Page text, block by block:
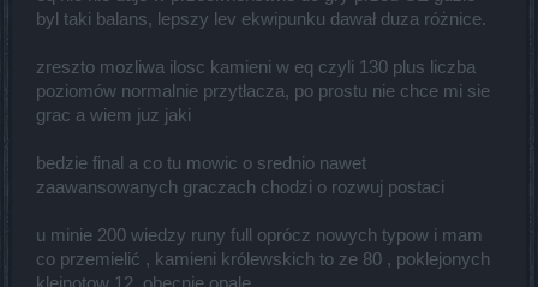
byl taki balans, lepszy lev ekwipunku dawał duza różnice.
zreszto mozliwa ilosc kamieni w eq czyli 130 plus liczba
poziomów normalnie przytłacza, po prostu nie chce mi sie
grac a wiem juz jaki
bedzie final a co tu mowic o srednio nawet
zaawansowanych graczach chodzi o rozwuj postaci
u minie 200 wiedzy runy full oprócz nowych typow i mam
co przemielić , kamieni królewskich to ze 80 , poklejonych